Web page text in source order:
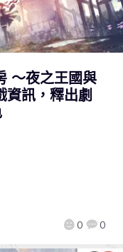
～夜之王國與
資訊，釋出劇
0 0